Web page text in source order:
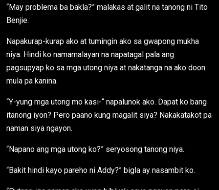
“May problema ba bakla?” malakas at galit na tanong ni Tito
Benjie.
Napakurap-kurap ako at tumingin ako sa gwapong mukha
niya. Hindi ko namamalayan na napatagal pala ang
pagsupyap ko sa mga utong niya at nakatanga na ako doon
mula pa kanina.
“Y-yung mga utong mo kasi-“ napalunok ako. Dapat ko bang
itanong iyon? Pero paano kung magalit siya? Nakakatakot pa
naman siya ngayon.
“Napano ang mga utong ko?” seryosong tanong niya.
“Bakit hindi kayo pareho ni Addy?” bigla ay nasambit ko.